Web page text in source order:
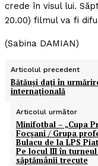
crede în visul lui.
20.00) filmul va fi
(Sabina DAMIAN)
Articolul precedent
Bătăuşi daţi în
internaţională
Articolul următor
Minifotbal – „Cupa
Focşani / Grupa
Bulacu de la LPS
Pe locul III în
săptămânii trecute